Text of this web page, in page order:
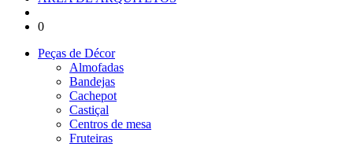
0
Peças de Décor
Almofadas
Bandejas
Cachepot
Castiçal
Centros de mesa
Fruteiras